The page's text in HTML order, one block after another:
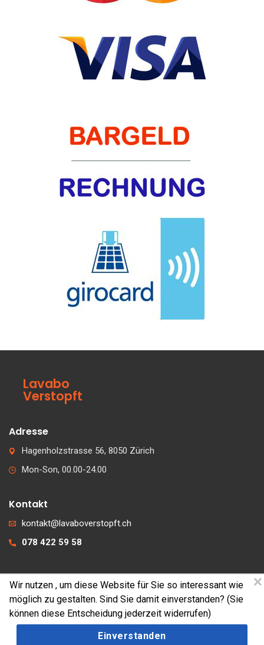
Lavabo
Verstopft
Adresse
Hagenholzstrasse 56, 8050 Zürich
Mon-Son, 00.00-24.00
Kontakt
kontakt@lavaboverstopft.ch
078 422 59 58
© 2026 lavaboverstopft.ch
Kontakt
Impressum
Cookies
Wir nutzen , um diese Website für Sie so interessant wie
möglich zu gestalten. Sind Sie damit einverstanden? (Sie
können diese Entscheidung jederzeit widerrufen)
Einverstanden